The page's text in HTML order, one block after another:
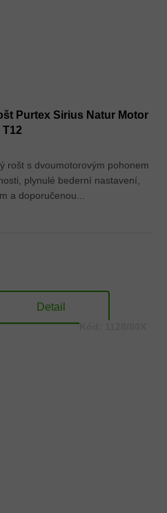
Purtex Sirius Natur Motor
T12
rošt s dvoumotorovým pohonem
plynulé bederní nastavení,
a doporučenou...
Kč Detail